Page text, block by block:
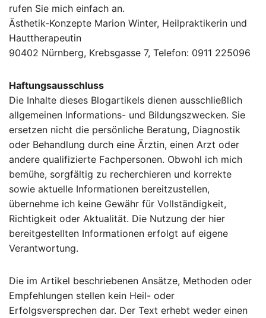
rufen Sie mich einfach an.
Ästhetik-Konzepte Marion Winter, Heilpraktikerin und
Hauttherapeutin
90402 Nürnberg, Krebsgasse 7, Telefon: 0911 225096
Haftungsausschluss
Die Inhalte dieses Blogartikels dienen ausschließlich
allgemeinen Informations- und Bildungszwecken. Sie
ersetzen nicht die persönliche Beratung, Diagnostik
oder Behandlung durch eine Ärztin, einen Arzt oder
andere qualifizierte Fachpersonen. Obwohl ich mich
bemühe, sorgfältig zu recherchieren und korrekte
sowie aktuelle Informationen bereitzustellen,
übernehme ich keine Gewähr für Vollständigkeit,
Richtigkeit oder Aktualität. Die Nutzung der hier
bereitgestellten Informationen erfolgt auf eigene
Verantwortung.
Die im Artikel beschriebenen Ansätze, Methoden oder
Empfehlungen stellen kein Heil- oder
Erfolgsversprechen dar. Der Text erhebt weder einen